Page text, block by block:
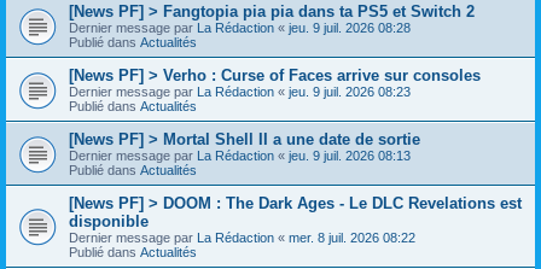
[News PF] > Fangtopia pia pia dans ta PS5 et Switch 2
Dernier message par La Rédaction « jeu. 9 juil. 2026 08:28
Publié dans Actualités
[News PF] > Verho : Curse of Faces arrive sur consoles
Dernier message par La Rédaction « jeu. 9 juil. 2026 08:23
Publié dans Actualités
[News PF] > Mortal Shell II a une date de sortie
Dernier message par La Rédaction « jeu. 9 juil. 2026 08:13
Publié dans Actualités
[News PF] > DOOM : The Dark Ages - Le DLC Revelations est
disponible
Dernier message par La Rédaction « mer. 8 juil. 2026 08:22
Publié dans Actualités